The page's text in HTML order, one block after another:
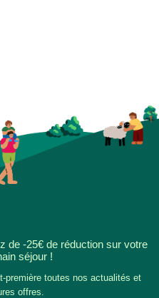
de -25€ de réduction sur votre
séjour !
première toutes nos actualités et
offres.